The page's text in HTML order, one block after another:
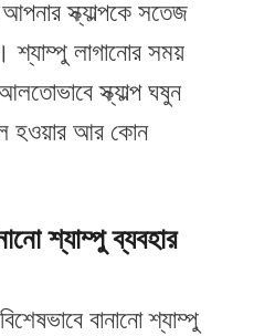
স্ক্যাল্পকে সতেজ
শ্যাম্পু লাগানোর সময়
স্ক্যাল্প ঘষুন
হওয়ার আর কোন
শ্যাম্পু ব্যবহার
বানানো শ্যাম্পু